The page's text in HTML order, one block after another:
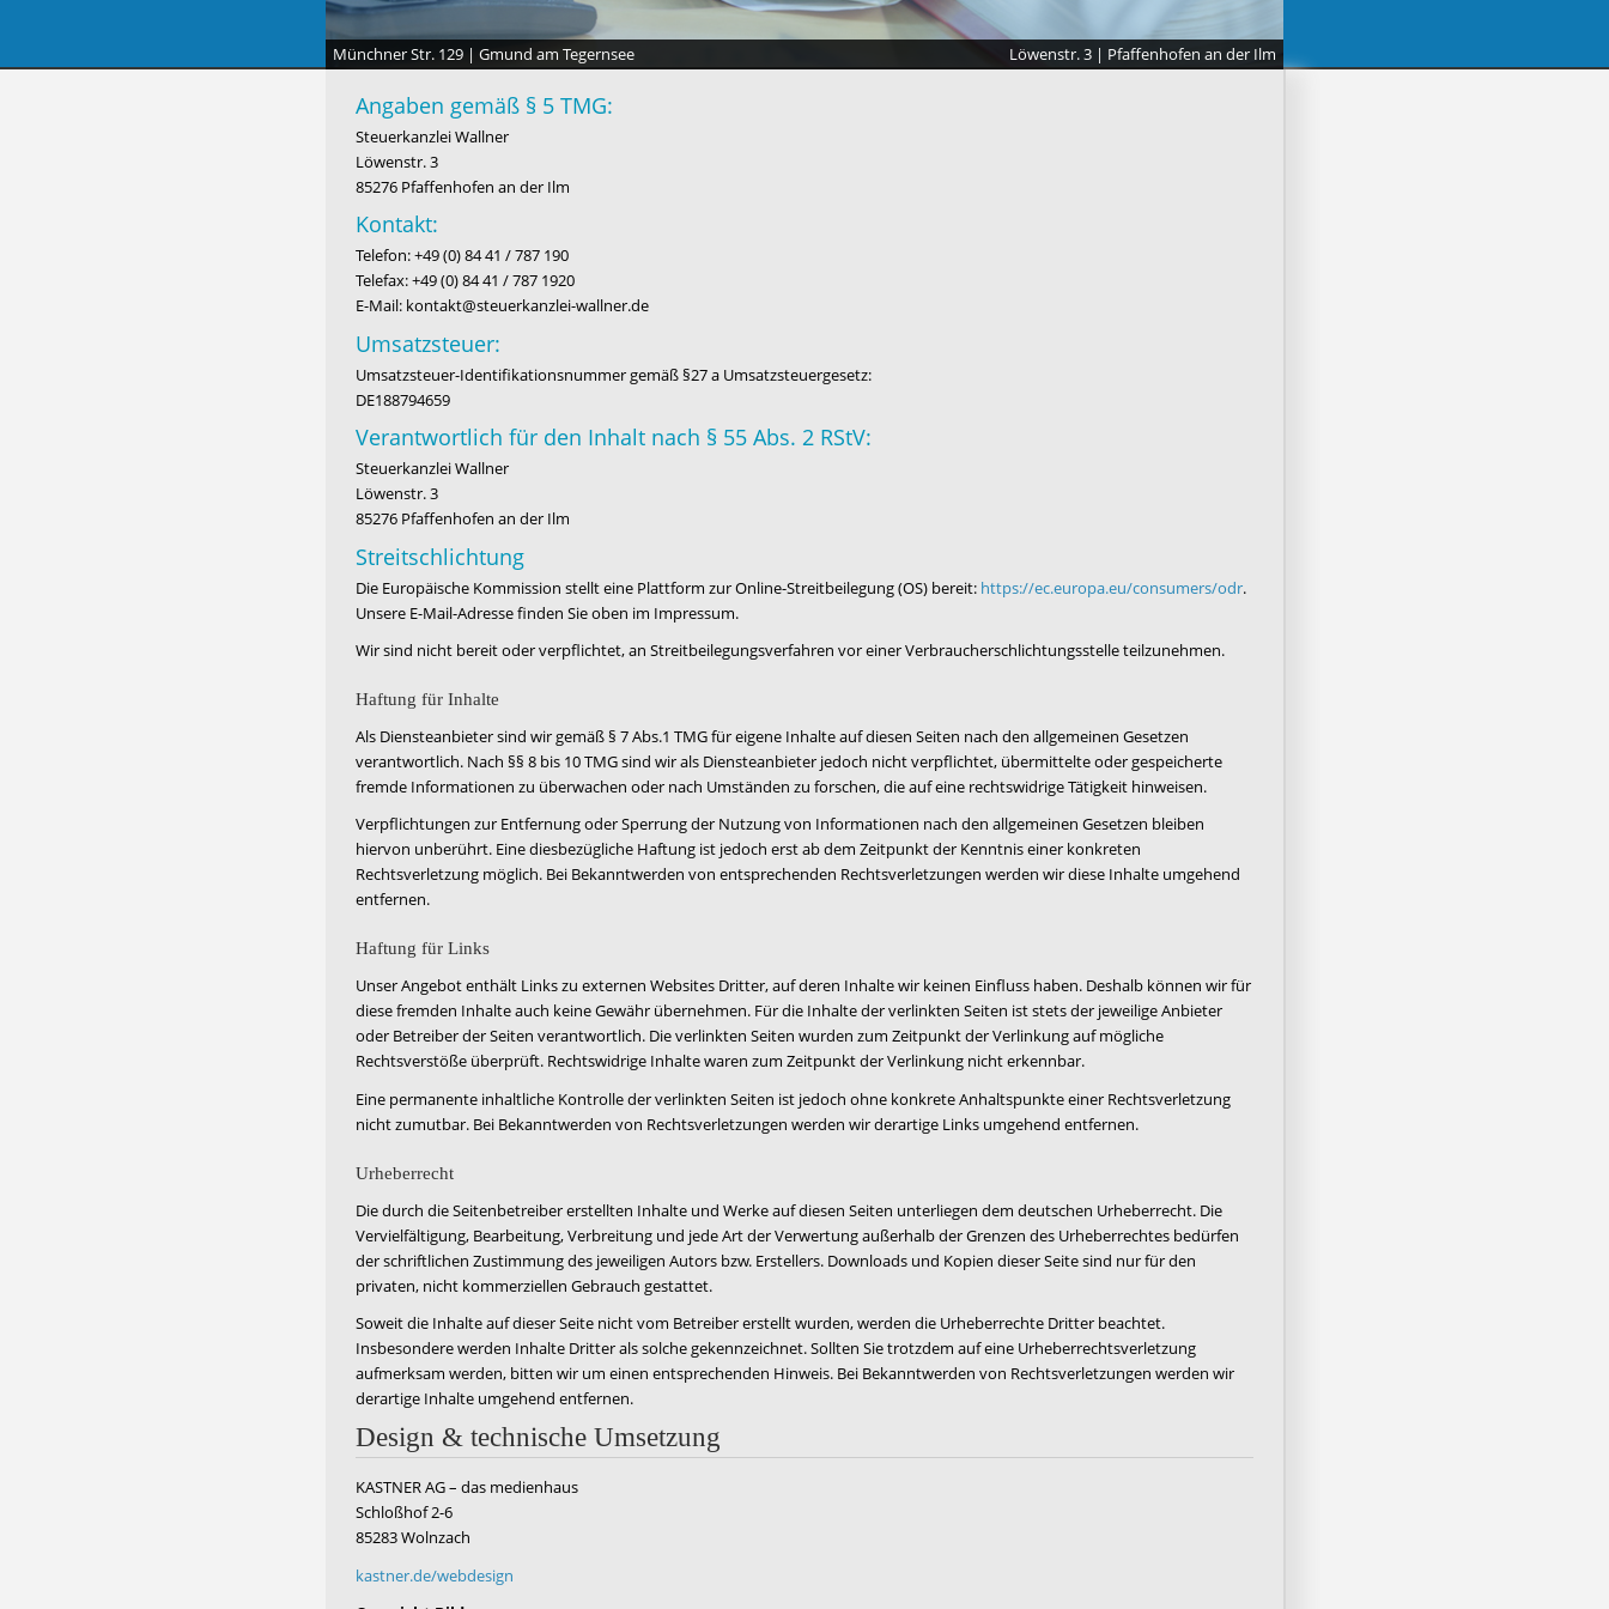
Münchner Str. 129 | Gmund am Tegernsee Löwenstr. 3 | Pfaffenhofen an der Ilm
Angaben gemäß § 5 TMG:
Steuerkanzlei Wallner
Löwenstr. 3
85276 Pfaffenhofen an der Ilm
Kontakt:
Telefon: +49 (0) 84 41 / 787 190
Telefax: +49 (0) 84 41 / 787 1920
E-Mail: kontakt@steuerkanzlei-wallner.de
Umsatzsteuer:
Umsatzsteuer-Identifikationsnummer gemäß §27 a Umsatzsteuergesetz:
DE188794659
Verantwortlich für den Inhalt nach § 55 Abs. 2 RStV:
Steuerkanzlei Wallner
Löwenstr. 3
85276 Pfaffenhofen an der Ilm
Streitschlichtung
Die Europäische Kommission stellt eine Plattform zur Online-Streitbeilegung (OS) bereit: https://ec.europa.eu/consumers/odr.
Unsere E-Mail-Adresse finden Sie oben im Impressum.
Wir sind nicht bereit oder verpflichtet, an Streitbeilegungsverfahren vor einer Verbraucherschlichtungsstelle teilzunehmen.
Haftung für Inhalte
Als Diensteanbieter sind wir gemäß § 7 Abs.1 TMG für eigene Inhalte auf diesen Seiten nach den allgemeinen Gesetzen
verantwortlich. Nach §§ 8 bis 10 TMG sind wir als Diensteanbieter jedoch nicht verpflichtet, übermittelte oder gespeicherte
fremde Informationen zu überwachen oder nach Umständen zu forschen, die auf eine rechtswidrige Tätigkeit hinweisen.
Verpflichtungen zur Entfernung oder Sperrung der Nutzung von Informationen nach den allgemeinen Gesetzen bleiben
hiervon unberührt. Eine diesbezügliche Haftung ist jedoch erst ab dem Zeitpunkt der Kenntnis einer konkreten
Rechtsverletzung möglich. Bei Bekanntwerden von entsprechenden Rechtsverletzungen werden wir diese Inhalte umgehend
entfernen.
Haftung für Links
Unser Angebot enthält Links zu externen Websites Dritter, auf deren Inhalte wir keinen Einfluss haben. Deshalb können wir für
diese fremden Inhalte auch keine Gewähr übernehmen. Für die Inhalte der verlinkten Seiten ist stets der jeweilige Anbieter
oder Betreiber der Seiten verantwortlich. Die verlinkten Seiten wurden zum Zeitpunkt der Verlinkung auf mögliche
Rechtsverstöße überprüft. Rechtswidrige Inhalte waren zum Zeitpunkt der Verlinkung nicht erkennbar.
Eine permanente inhaltliche Kontrolle der verlinkten Seiten ist jedoch ohne konkrete Anhaltspunkte einer Rechtsverletzung
nicht zumutbar. Bei Bekanntwerden von Rechtsverletzungen werden wir derartige Links umgehend entfernen.
Urheberrecht
Die durch die Seitenbetreiber erstellten Inhalte und Werke auf diesen Seiten unterliegen dem deutschen Urheberrecht. Die
Vervielfältigung, Bearbeitung, Verbreitung und jede Art der Verwertung außerhalb der Grenzen des Urheberrechtes bedürfen
der schriftlichen Zustimmung des jeweiligen Autors bzw. Erstellers. Downloads und Kopien dieser Seite sind nur für den
privaten, nicht kommerziellen Gebrauch gestattet.
Soweit die Inhalte auf dieser Seite nicht vom Betreiber erstellt wurden, werden die Urheberrechte Dritter beachtet.
Insbesondere werden Inhalte Dritter als solche gekennzeichnet. Sollten Sie trotzdem auf eine Urheberrechtsverletzung
aufmerksam werden, bitten wir um einen entsprechenden Hinweis. Bei Bekanntwerden von Rechtsverletzungen werden wir
derartige Inhalte umgehend entfernen.
Design & technische Umsetzung
KASTNER AG – das medienhaus
Schloßhof 2-6
85283 Wolnzach
kastner.de/webdesign